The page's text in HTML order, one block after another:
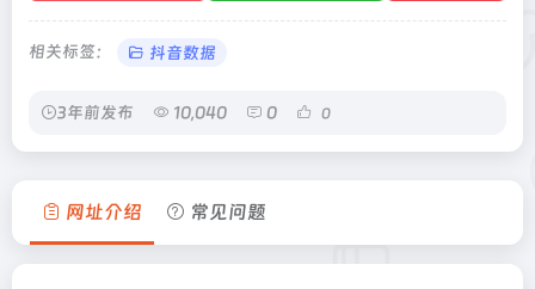
相关标签： 抖音数据
3年前发布 10,040 0 0
网址介绍 常见问题